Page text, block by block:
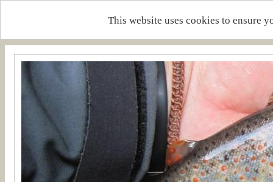
This website uses cookies to ensure